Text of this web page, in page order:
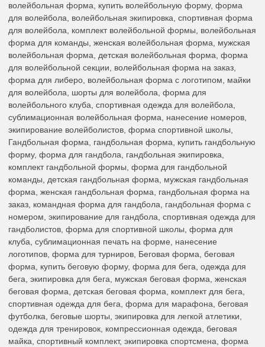
волейбольная форма, купить волейбольную форму, форма
для волейбола, волейбольная экипировка, спортивная форма
для волейбола, комплект волейбольной формы, волейбольная
форма для команды, женская волейбольная форма, мужская
волейбольная форма, детская волейбольная форма, форма
для волейбольной секции, волейбольная форма на заказ,
форма для либеро, волейбольная форма с логотипом, майки
для волейбола, шорты для волейбола, форма для
волейбольного клуба, спортивная одежда для волейбола,
сублимационная волейбольная форма, нанесение номеров,
экипирование волейболистов, форма спортивной школы,
Гандбольная форма, гандбольная форма, купить гандбольную
форму, форма для гандбола, гандбольная экипировка,
комплект гандбольной формы, форма для гандбольной
команды, детская гандбольная форма, мужская гандбольная
форма, женская гандбольная форма, гандбольная форма на
заказ, командная форма для гандбола, гандбольная форма с
номером, экипирование для гандбола, спортивная одежда для
гандболистов, форма для спортивной школы, форма для
клуба, сублимационная печать на форме, нанесение
логотипов, форма для турниров, Беговая форма, беговая
форма, купить беговую форму, форма для бега, одежда для
бега, экипировка для бега, мужская беговая форма, женская
беговая форма, детская беговая форма, комплект для бега,
спортивная одежда для бега, форма для марафона, беговая
футболка, беговые шорты, экипировка для легкой атлетики,
одежда для тренировок, компрессионная одежда, беговая
майка, спортивный комплект, экипировка спортсмена, форма